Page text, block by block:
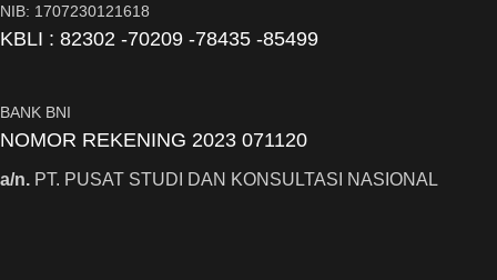
NIB: 1707230121618
KBLI : 82302 -70209 -78435 -85499
BANK BNI
NOMOR REKENING 2023 071120
a/n. PT. PUSAT STUDI DAN KONSULTASI NASIONAL